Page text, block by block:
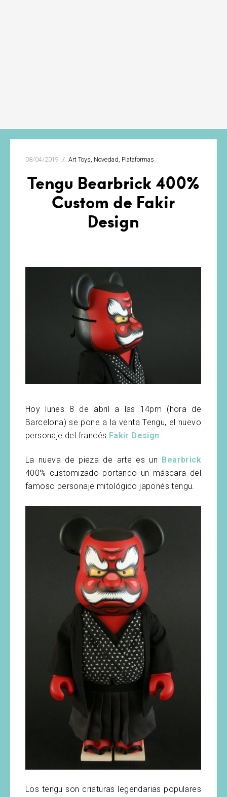
08/04/2019 Art Toys Novedad Plataformas
Tengu Bearbrick 400%
Custom de Fakir
Design
Hoy lunes 8 de abril a las 14pm (hora de
Barcelona) se pone a la venta Tengu, el nuevo
personaje del francés Fakir Design
La nueva de pieza de arte es un Bearbrick
400% customizado portando un máscara del
famoso personaje mitológico japonés tengu.
Los tengu son criaturas legendarias populares